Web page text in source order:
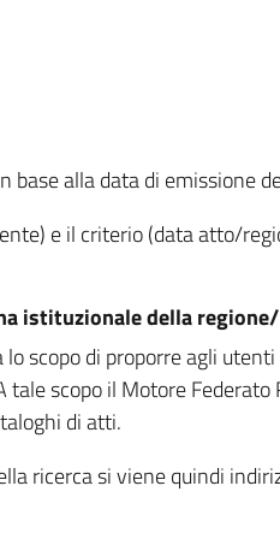
alla data di emissione
e il criterio (data atto/
istituzionale della
scopo di proporre agli
scopo il Motore
di atti.
ricerca si viene quindi